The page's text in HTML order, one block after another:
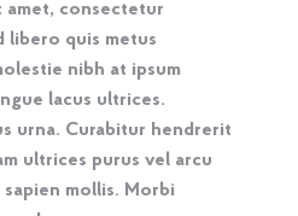
amet, consectetur
libero quis metus
nibh at ipsum
lacus ultrices.
urna. Curabitur hendrerit
ultrices purus vel arcu
mollis. Morbi